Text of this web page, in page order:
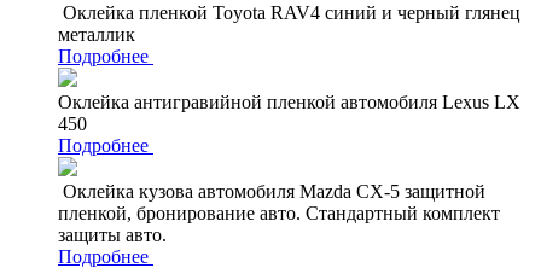
Оклейка пленкой Toyota RAV4 синий и черный глянец
металлик
Подробнее
Оклейка антигравийной пленкой автомобиля Lexus LX
450
Подробнее
Оклейка кузова автомобиля Mazda CX-5 защитной
пленкой, бронирование авто. Стандартный комплект
защиты авто.
Подробнее